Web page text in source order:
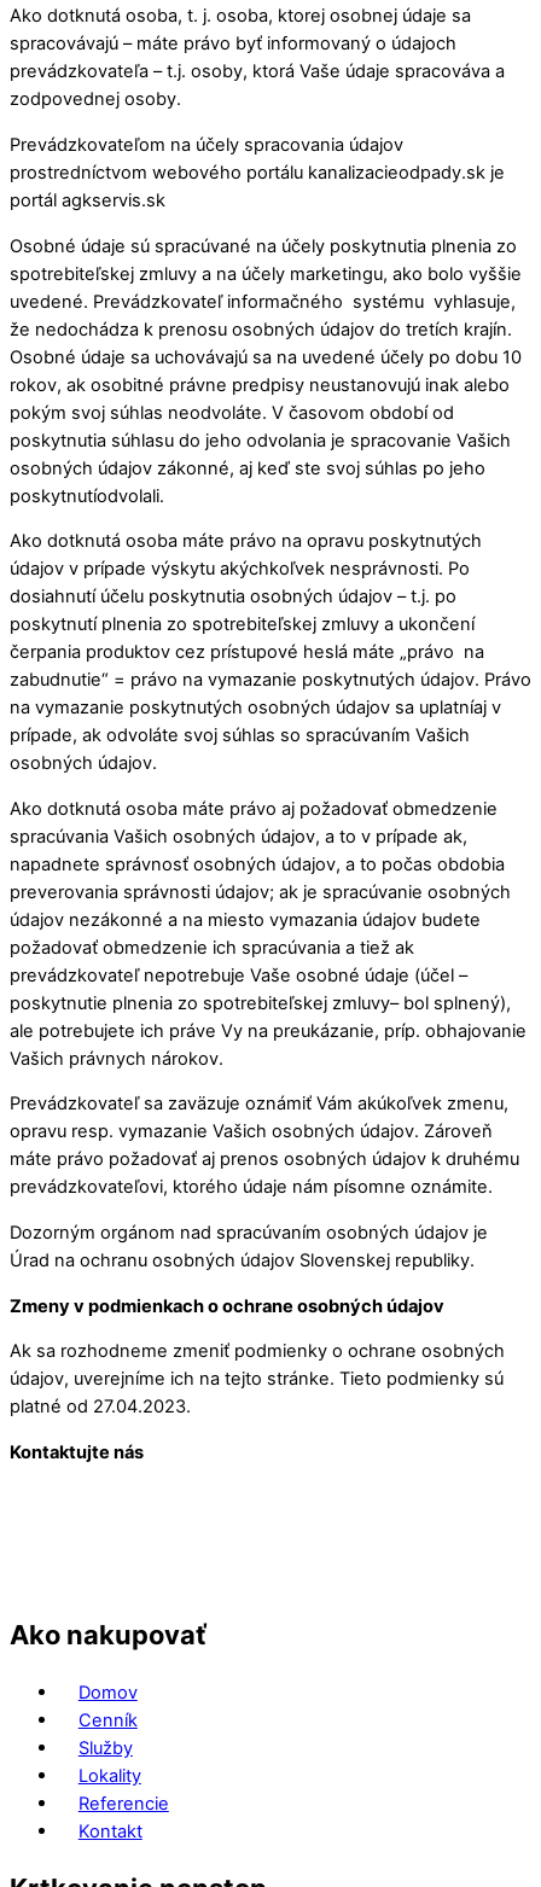
Ako dotknutá osoba, t. j. osoba, ktorej osobnej údaje sa
spracovávajú – máte právo byť informovaný o údajoch
prevádzkovateľa – t.j. osoby, ktorá Vaše údaje spracováva a
zodpovednej osoby.
Prevádzkovateľom na účely spracovania údajov
prostredníctvom webového portálu kanalizacieodpady.sk je
portál agkservis.sk
Osobné údaje sú spracúvané na účely poskytnutia plnenia zo
spotrebiteľskej zmluvy a na účely marketingu, ako bolo vyššie
uvedené. Prevádzkovateľ informačného systému vyhlasuje,
že nedochádza k prenosu osobných údajov do tretích krajín.
Osobné údaje sa uchovávajú sa na uvedené účely po dobu 10
rokov, ak osobitné právne predpisy neustanovujú inak alebo
pokým svoj súhlas neodvoláte. V časovom období od
poskytnutia súhlasu do jeho odvolania je spracovanie Vašich
osobných údajov zákonné, aj keď ste svoj súhlas po jeho
poskytnutíodvolali.
Ako dotknutá osoba máte právo na opravu poskytnutých
údajov v prípade výskytu akýchkoľvek nesprávnosti. Po
dosiahnutí účelu poskytnutia osobných údajov – t.j. po
poskytnutí plnenia zo spotrebiteľskej zmluvy a ukončení
čerpania produktov cez prístupové heslá máte „právo na
zabudnutie“ = právo na vymazanie poskytnutých údajov. Právo
na vymazanie poskytnutých osobných údajov sa uplatníaj v
prípade, ak odvoláte svoj súhlas so spracúvaním Vašich
osobných údajov.
Ako dotknutá osoba máte právo aj požadovať obmedzenie
spracúvania Vašich osobných údajov, a to v prípade ak,
napadnete správnosť osobných údajov, a to počas obdobia
preverovania správnosti údajov; ak je spracúvanie osobných
údajov nezákonné a na miesto vymazania údajov budete
požadovať obmedzenie ich spracúvania a tiež ak
prevádzkovateľ nepotrebuje Vaše osobné údaje (účel –
poskytnutie plnenia zo spotrebiteľskej zmluvy– bol splnený),
ale potrebujete ich práve Vy na preukázanie, príp. obhajovanie
Vašich právnych nárokov.
Prevádzkovateľ sa zaväzuje oznámiť Vám akúkoľvek zmenu,
opravu resp. vymazanie Vašich osobných údajov. Zároveň
máte právo požadovať aj prenos osobných údajov k druhému
prevádzkovateľovi, ktorého údaje nám písomne oznámite.
Dozorným orgánom nad spracúvaním osobných údajov je
Úrad na ochranu osobných údajov Slovenskej republiky.
Zmeny v podmienkach o ochrane osobných údajov
Ak sa rozhodneme zmeniť podmienky o ochrane osobných
údajov, uverejníme ich na tejto stránke. Tieto podmienky sú
platné od 27.04.2023.
Kontaktujte nás
Ako nakupovať
Domov
Cenník
Služby
Lokality
Referencie
Kontakt